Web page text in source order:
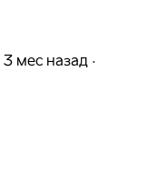
3 мес назад ·